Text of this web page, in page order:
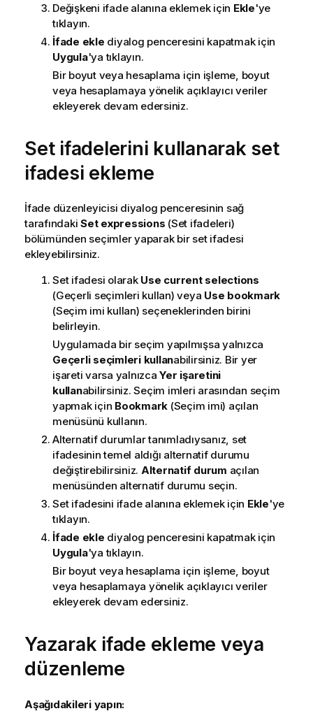
Değişkeni ifade alanına eklemek için Ekle'ye
tıklayın.
İfade ekle diyalog penceresini kapatmak için
Uygula'ya tıklayın.
Bir boyut veya hesaplama için işleme, boyut
veya hesaplamaya yönelik açıklayıcı veriler
ekleyerek devam edersiniz.
Set ifadelerini kullanarak set
ifadesi ekleme
İfade düzenleyicisi diyalog penceresinin sağ
tarafındaki Set expressions (Set ifadeleri)
bölümünden seçimler yaparak bir set ifadesi
ekleyebilirsiniz.
Set ifadesi olarak Use current selections
(Geçerli seçimleri kullan) veya Use bookmark
(Seçim imi kullan) seçeneklerinden birini
belirleyin.
Uygulamada bir seçim yapılmışsa yalnızca
Geçerli seçimleri kullanabilirsiniz. Bir yer
işareti varsa yalnızcaYer işaretini
kullanabilirsiniz. Seçim imleri arasından seçim
yapmak için Bookmark (Seçim imi) açılan
menüsünü kullanın.
Alternatif durumlar tanımladıysanız, set
ifadesinin temel aldığı alternatif durumu
değiştirebilirsiniz. Alternatif durum açılan
menüsünden alternatif durumu seçin.
Set ifadesini ifade alanına eklemek için Ekle'ye
tıklayın.
İfade ekle diyalog penceresini kapatmak için
Uygula'ya tıklayın.
Bir boyut veya hesaplama için işleme, boyut
veya hesaplamaya yönelik açıklayıcı veriler
ekleyerek devam edersiniz.
Yazarak ifade ekleme veya
düzenleme
Aşağıdakileri yapın: